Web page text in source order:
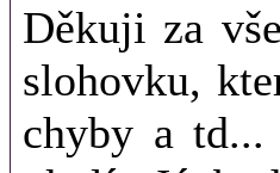
Děkuji za
slohovku,
chyby a